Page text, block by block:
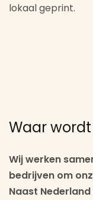
lokaal geprint.
Waar
Wij werken
bedrijven om
Naast